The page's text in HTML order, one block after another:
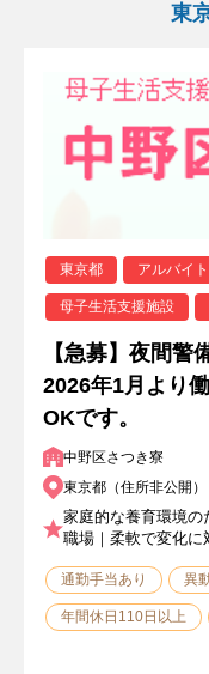
東
東京都 アルバイト
母子生活支援施設
【急募】夜間警
2026年1月より
OKです。
中野区さつき寮
東京都（住所非公開）
家庭的な養育環境の
職場｜柔軟で変化に
通勤手当あり 異
年間休日110日以上